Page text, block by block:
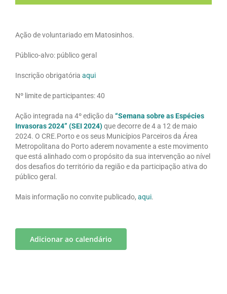
Ação de voluntariado em Matosinhos.
Público-alvo: público geral
Inscrição obrigatória aqui
Nº limite de participantes: 40
Ação integrada na 4º edição da “Semana sobre as Espécies
Invasoras 2024” (SEI 2024)que decorre de 4 a 12 de maio
2024. O CRE.Porto e os seus Municípios Parceiros da Área
Metropolitana do Porto aderem novamente a este movimento
que está alinhado com o propósito da sua intervenção ao nível
dos desafios do território da região e da participação ativa do
público geral.
Mais informação no convite publicado, aqui.
Adicionar ao calendário